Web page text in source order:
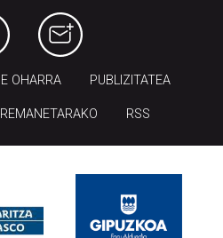
OHARRA PUBLIZITATEA
RSS